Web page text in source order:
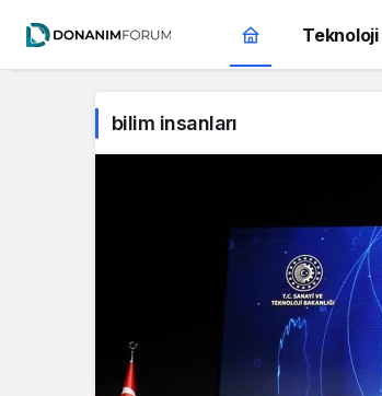
Teknoloji
bilim insanları